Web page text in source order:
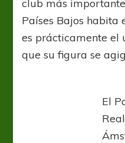
club más
Países Bajos
es prácticamente el
que su figura se
El